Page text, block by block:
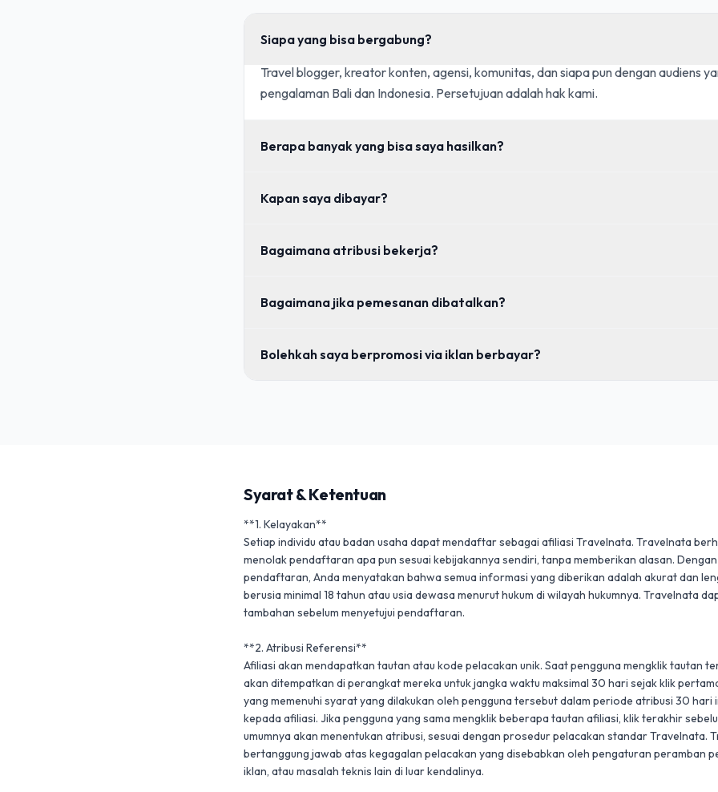
Siapa yang bisa bergabung?
Travel blogger, kreator konten, agensi, komunitas, dan siapa pun dengan audiens
pengalaman Bali dan Indonesia. Persetujuan adalah hak kami.
Berapa banyak yang bisa saya hasilkan?
Kapan saya dibayar?
Bagaimana atribusi bekerja?
Bagaimana jika pemesanan dibatalkan?
Bolehkah saya berpromosi via iklan berbayar?
Syarat & Ketentuan
**1. Kelayakan**
Setiap individu atau badan usaha dapat mendaftar sebagai afiliasi Travelnata. Travelnata
menolak pendaftaran apa pun sesuai kebijakannya sendiri, tanpa memberikan alasan.
pendaftaran, Anda menyatakan bahwa semua informasi yang diberikan adalah akurat dan
berusia minimal 18 tahun atau usia dewasa menurut hukum di wilayah hukumnya. Travelnata
tambahan sebelum menyetujui pendaftaran.
**2. Atribusi Referensi**
Afiliasi akan mendapatkan tautan atau kode pelacakan unik. Saat pengguna mengklik tautan
akan ditempatkan di perangkat mereka untuk jangka waktu maksimal 30 hari sejak klik
yang memenuhi syarat yang dilakukan oleh pengguna tersebut dalam periode atribusi 30 hari
kepada afiliasi. Jika pengguna yang sama mengklik beberapa tautan afiliasi, klik terakhir
umumnya akan menentukan atribusi, sesuai dengan prosedur pelacakan standar Travelnata.
bertanggung jawab atas kegagalan pelacakan yang disebabkan oleh pengaturan peramban
iklan, atau masalah teknis lain di luar kendalinya.